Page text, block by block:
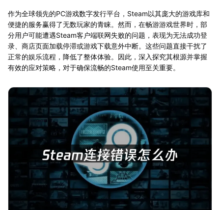
作为全球领先的PC游戏数字发行平台，Steam以其庞大的游戏库和
便捷的服务赢得了无数玩家的青睐。然而，在畅游游戏世界时，部
分用户可能遭遇Steam客户端联网失败的问题，表现为无法成功登
录、商店页面加载停滞或游戏下载意外中断。这些问题直接干扰了
正常的娱乐流程，降低了整体体验。因此，深入探究其根源并掌握
有效的应对策略，对于确保流畅的Steam使用至关重要。